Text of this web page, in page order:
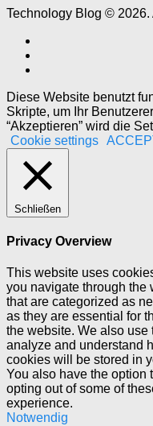
Technology Blog ©
Diese Website benutzt
Skripte, um Ihr
“Akzeptieren” wird die
Cookie settings
Schließen
Privacy Overview
This website uses
you navigate through the
that are categorized as
as they are essential for
the website. We also
analyze and understand
cookies will be stored in
You also have the option
opting out of some of
experience.
Notwendig